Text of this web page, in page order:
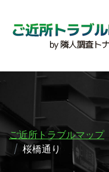
ご近所トラブルマップ
桜橋通り